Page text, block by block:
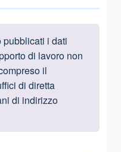
pubblicati i dati
di lavoro non
il
di diretta
di indirizzo